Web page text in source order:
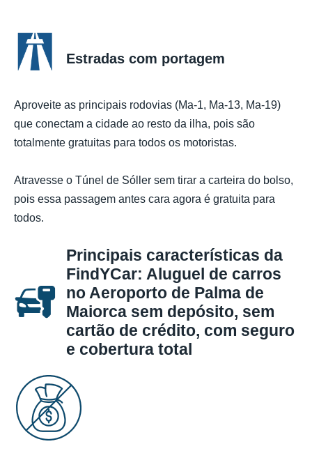
Estradas com portagem
Aproveite as principais rodovias (Ma-1, Ma-13, Ma-19)
que conectam a cidade ao resto da ilha, pois são
totalmente gratuitas para todos os motoristas.
Atravesse o Túnel de Sóller sem tirar a carteira do bolso,
pois essa passagem antes cara agora é gratuita para
todos.
Principais características da
FindYCar: Aluguel de carros
no Aeroporto de Palma de
Maiorca sem depósito, sem
cartão de crédito, com seguro
e cobertura total